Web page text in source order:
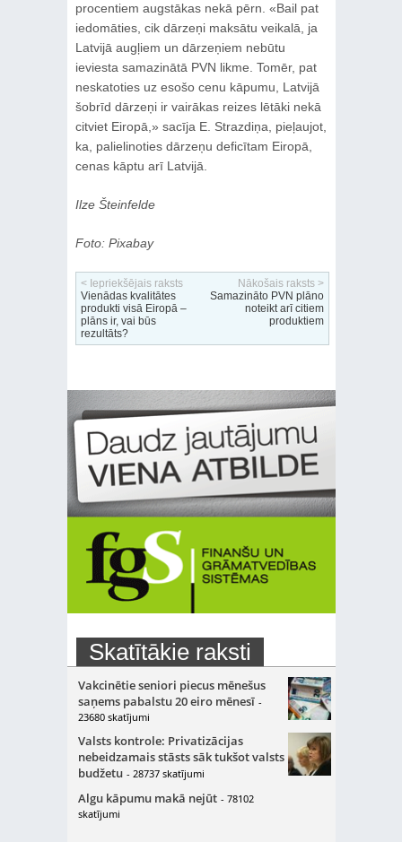
procentiem augstākas nekā pērn. «Bail pat
iedomāties, cik dārzeņi maksātu veikalā, ja
Latvijā augļiem un dārzeņiem nebūtu
ieviesta samazinātā PVN likme. Tomēr, pat
neskatoties uz esošo cenu kāpumu, Latvijā
šobrīd dārzeņi ir vairākas reizes lētāki nekā
citviet Eiropā,» sacīja E. Strazdiņa, pieļaujot,
ka, palielinoties dārzeņu deficītam Eiropā,
cenas kāptu arī Latvijā.
Ilze Šteinfelde
Foto: Pixabay
< Iepriekšējais raksts
Vienādas kvalitātes
produkti visā Eiropā –
plāns ir, vai būs
rezultāts?
Nākošais raksts >
Samazināto PVN plāno
noteikt arī citiem
produktiem
Skatītākie raksti
Vakcinētie seniori piecus mēnešus
saņems pabalstu 20 eiro mēnesī -
23680 skatījumi
Valsts kontrole: Privatizācijas
nebeidzamais stāsts sāk tukšot valsts
budžetu - 28737 skatījumi
Algu kāpumu makā nejūt - 78102
skatījumi